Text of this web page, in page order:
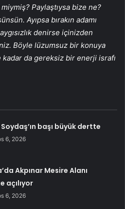
miymiş? Paylaştıysa bize ne?
Ayıpsa bırakın adamı
denirse içinizden
Böyle lüzumsuz bir konuya
kadar da gereksiz bir enerji israfı
başı büyük dertte
6, 2026
Akpınar Mesire Alanı
açılıyor
6, 2026